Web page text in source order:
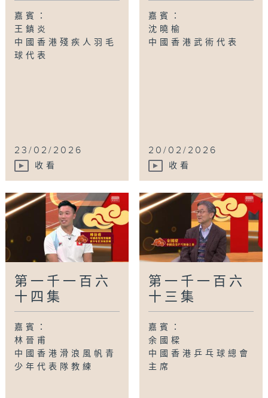
嘉賓：
王鎮炎
中國香港殘疾人羽毛
球代表
23/02/2026
收看
嘉賓：
沈曉榆
中國香港武術代表
20/02/2026
收看
第一千一百六
十四集
嘉賓：
林晉甫
中國香港滑浪風帆青
少年代表隊教練
第一千一百六
十三集
嘉賓：
余國樑
中國香港乒乓球總會
主席